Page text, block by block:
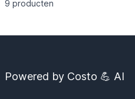
9 producten
Powered by Costo 💪 AI